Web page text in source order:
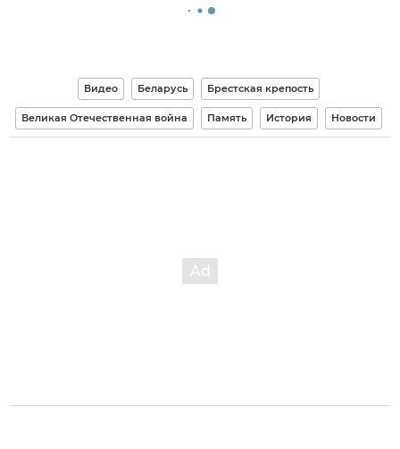
Видео Беларусь Брестская крепость
Великая Отечественная война Память История Новости